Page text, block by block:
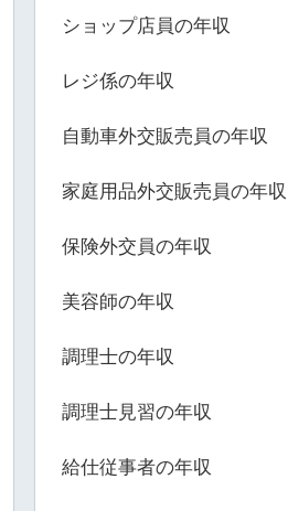
ショップ店員の年収
レジ係の年収
自動車外交販売員の年収
家庭用品外交販売員の年収
保険外交員の年収
美容師の年収
調理士の年収
調理士見習の年収
給仕従事者の年収